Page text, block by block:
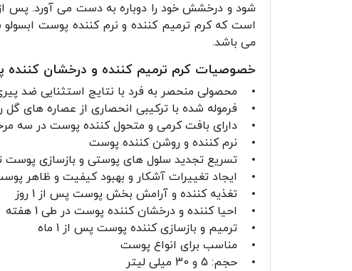
است که کرم ترمیم کننده و نرم کننده پوست
می باشد.
خصوصیات کرم ترمیم کننده و درخشان
• محصولی منحصر به فرد با نتایج استثنایی ضد
• فرموله شده با ترکیبی انحصاری از عصاره های گل رز
• دارای بافت کرمی و متحول کننده پوست در سه
• نرم کننده و روشن کننده پوست
• تسریع تجدید سلول های پوستی و بازسازی پوست تا 3 هفته سریع
• ایجاد تغییرات آشکار و بهبود کیفیت و ظاهر
• تغذیه کننده و آرامش بخش پوست پس از 1 روز
• احیا کننده و درخشان کننده پوست در طی 1 هفته
• ترمیم و بازسازی کننده پوست پس از 1 ماه
• مناسب برای انواع پوست
• حجم: 5 و 30 میلی لیتر